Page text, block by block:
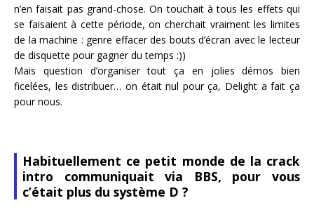
n’en faisait pas grand-chose. On touchait à tous les effets qui
se faisaient à cette période, on cherchait vraiment les limites
de la machine : genre effacer des bouts d’écran avec le lecteur
de disquette pour gagner du temps :))
Mais question d’organiser tout ça en jolies démos bien
ficelées, les distribuer… on était nul pour ça, Delight a fait ça
pour nous.
Habituellement ce petit monde de la crack
intro communiquait via BBS, pour vous
c’était plus du système D ?